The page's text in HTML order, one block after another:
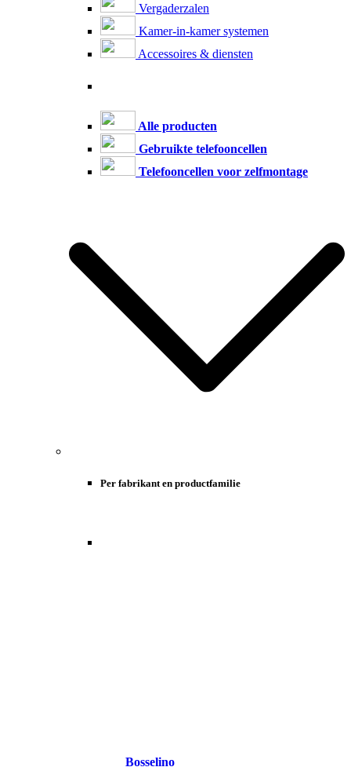
Vergaderzalen
Kamer-in-kamer systemen
Accessoires & diensten
Alle producten
Gebruikte telefooncellen
Telefooncellen voor zelfmontage
Per fabrikant en productfamilie
Bosselino